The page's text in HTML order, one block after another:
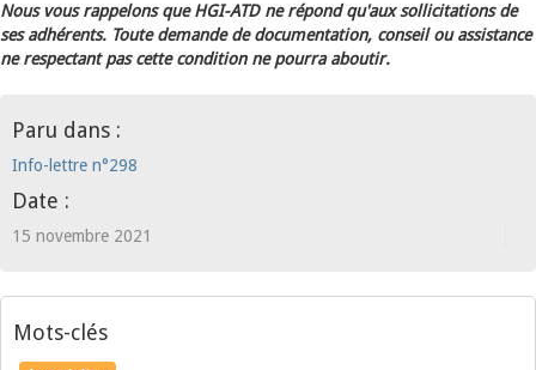
Nous vous rappelons que HGI-ATD ne répond qu'aux sollicitations de
ses adhérents. Toute demande de documentation, conseil ou assistance
ne respectant pas cette condition ne pourra aboutir.
Paru dans :
Info-lettre n°298
Date :
15 novembre 2021
Mots-clés